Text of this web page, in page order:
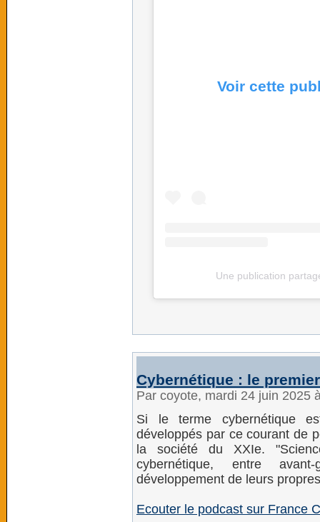
Voir cette
Une publication
Cybernétique : le
Par coyote, mardi 24 juin 2025
Si le terme cybernétique
développés par ce courant de
la société du XXIe.
cybernétique, entre
développement de leurs
Ecouter le podcast sur France